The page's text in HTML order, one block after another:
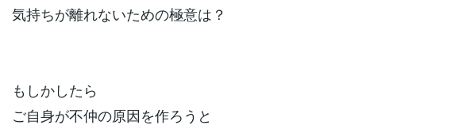
気持ちが離れないための極意は？
もしかしたら
ご自身が不仲の原因を作ろうと